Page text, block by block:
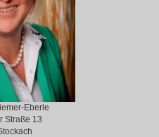
Eberle
Straße 13